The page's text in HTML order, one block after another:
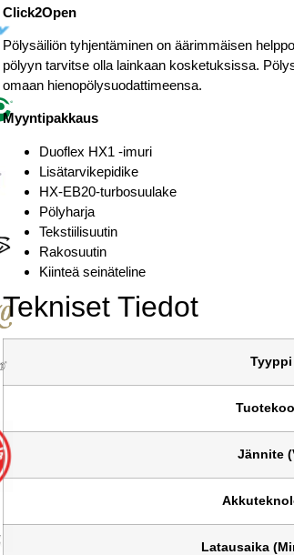
Click2Open
Pölysäiliön tyhjentäminen on äärimmäisen
pölyyn tarvitse olla lainkaan kosketuksissa.
omaan hienopölysuodattimeensa.
Myyntipakkaus
Duoflex HX1 -imuri
Lisätarvikepidike
HX-EB20-turbosuulake
Pölyharja
Tekstiilisuutin
Rakosuutin
Kiinteä seinäteline
Tekniset Tiedot
Tyyppi
Jännite
Latausaika